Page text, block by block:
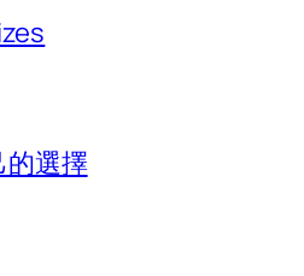
的選擇